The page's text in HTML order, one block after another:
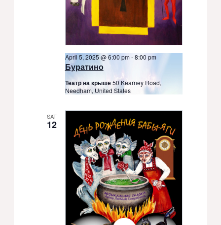
Буратино
April 5, 2025 @ 6:00 pm-8:00 pm
Театр на крыше50 Kearney Road,
Needham, United States
SAT
12